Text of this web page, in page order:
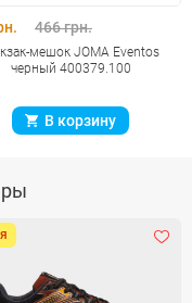
466 грн.
мешок JOMA Eventos
черный 400379.100
В корзину